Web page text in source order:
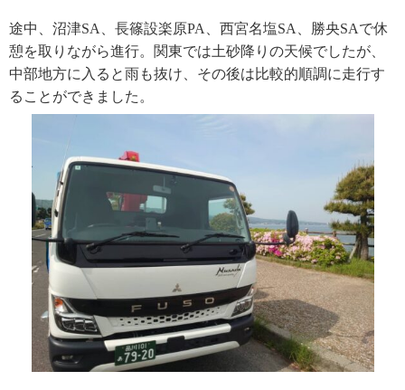
途中、沼津SA、長篠設楽原PA、西宮名塩SA、勝央SAで休
憩を取りながら進行。関東では土砂降りの天候でしたが、
中部地方に入ると雨も抜け、その後は比較的順調に走行す
ることができました。